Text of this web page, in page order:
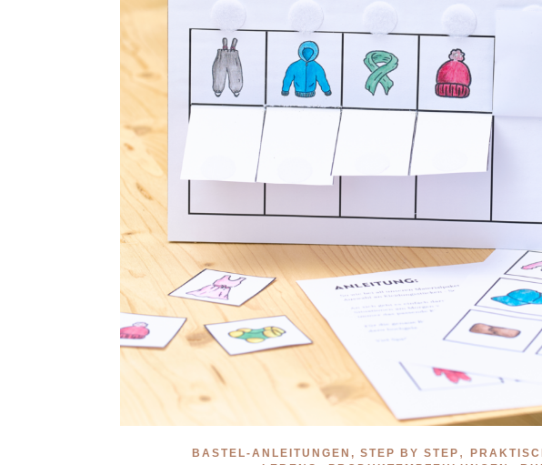
BASTEL-ANLEITUNGEN, STEP BY STEP ,